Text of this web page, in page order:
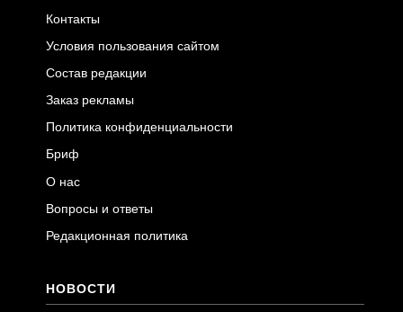
Контакты
Условия пользования сайтом
Состав редакции
Заказ рекламы
Политика конфиденциальности
Бриф
О нас
Вопросы и ответы
Редакционная политика
НОВОСТИ